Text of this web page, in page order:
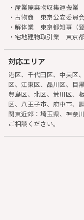
・産業廃棄物収集運搬業
・古物商 東京公安委員
・解体業 東京都知事（
・宅地建物取引業 東京
対応エリア
港区、千代田区、中央区
区、江東区、品川区、目
豊島区、北区、荒川区、
区、八王子市、府中市、
関東近郊：埼玉県、神奈
ご相談ください。